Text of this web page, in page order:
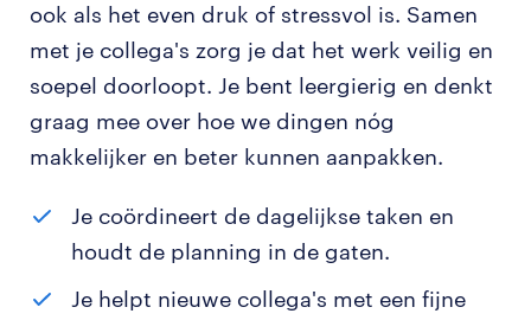
ook als het even druk of stressvol is. Samen
met je collega's zorg je dat het werk veilig en
soepel doorloopt. Je bent leergierig en denkt
graag mee over hoe we dingen nóg
makkelijker en beter kunnen aanpakken.
Je coördineert de dagelijkse taken en
houdt de planning in de gaten.
Je helpt nieuwe collega's met een fijne